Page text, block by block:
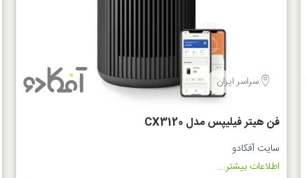
سراسر ایران
فن هیتر فیلیپس مدل CX3120
سایت آفکادو
اطلاعات بیشتر...